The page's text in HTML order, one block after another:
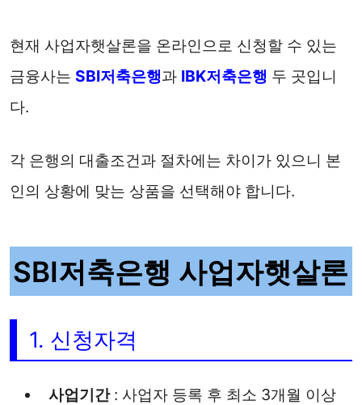
현재 사업자햇살론을 온라인으로 신청할 수 있는
금융사는 SBI저축은행과 IBK저축은행 두 곳입니
다.
각 은행의 대출조건과 절차에는 차이가 있으니 본
인의 상황에 맞는 상품을 선택해야 합니다.
SBI저축은행 사업자햇살론
1. 신청자격
사업기간: 사업자 등록 후 최소 3개월 이상